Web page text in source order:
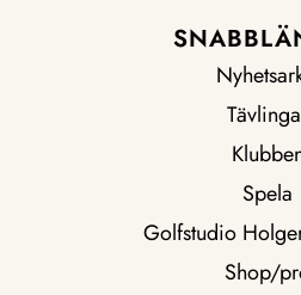
Spela
Golfstudio
Shop/